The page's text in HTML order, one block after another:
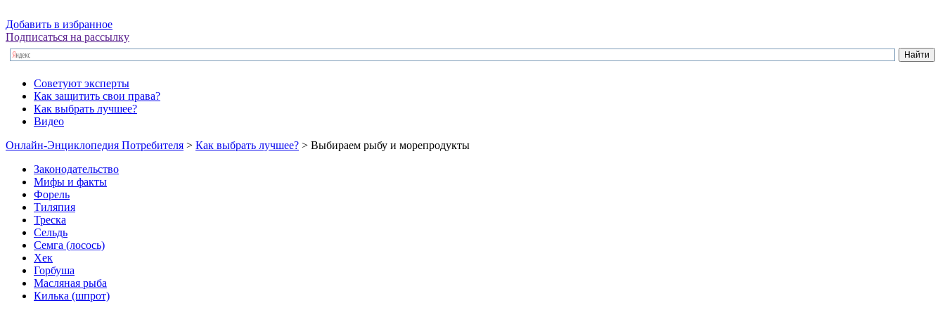
Добавить в избранное
Подписаться на рассылку
Советуют эксперты
Как защитить свои права?
Как выбрать лучшее?
Видео
Онлайн-Энциклопедия Потребителя > Как выбрать лучшее? > Выбираем рыбу и морепродукты
Законодательство
Мифы и факты
Форель
Тиляпия
Треска
Сельдь
Семга (лосось)
Хек
Горбуша
Масляная рыба
Килька (шпрот)